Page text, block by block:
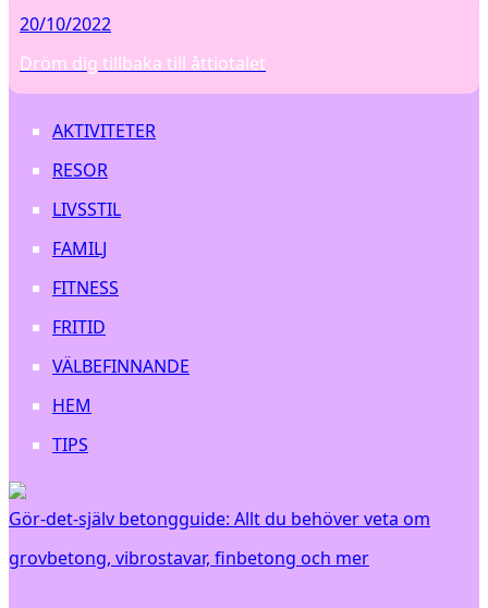
20/10/2022
Dröm dig tillbaka till åttiotalet
AKTIVITETER
RESOR
LIVSSTIL
FAMILJ
FITNESS
FRITID
VÄLBEFINNANDE
HEM
TIPS
Gör-det-själv betongguide: Allt du behöver veta om
grovbetong, vibrostavar, finbetong och mer